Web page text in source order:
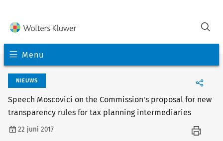
Menu
NIEUWS
Speech Moscovici on the Commission's proposal for new
transparency rules for tax planning intermediaries
22 juni 2017